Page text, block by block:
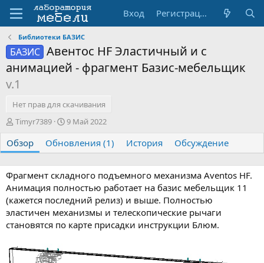
Вход Регистрация
Библиотеки БАЗИС
БАЗИС Авентос HF Эластичный и с
анимацией - фрагмент Базис-мебельщик
v.1
Нет прав для скачивания
А
т
о
р
Timyr7389
Д
т
а
с
о
з
а
н
и
9 Май 2022
Обзор Обновления (1) История Обсуждение
Фрагмент складного подъемного механизма Aventos HF.
Анимация полностью работает на базис мебельщик 11
(кажется последний релиз) и выше. Полностью
эластичен механизмы и телескопические рычаги
становятся по карте присадки инструкции Блюм.